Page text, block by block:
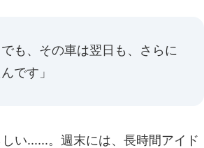
も、その車は翌日も、さらに
です」
い......。週末には、長時間アイド